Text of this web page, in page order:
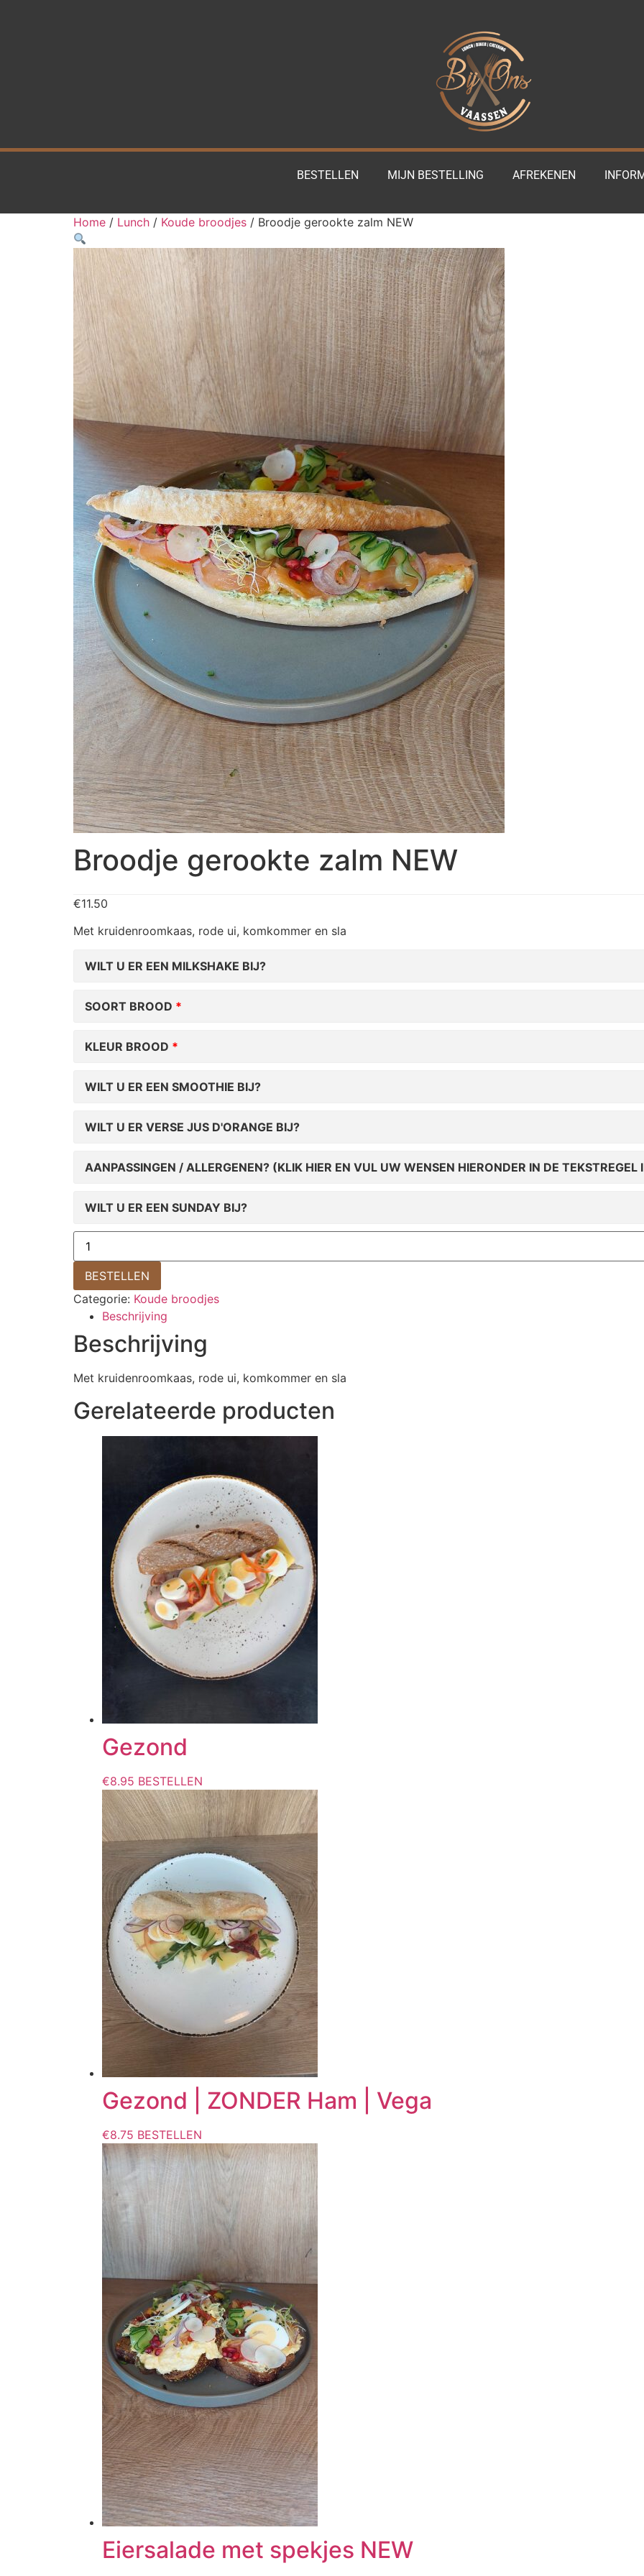
BESTELLEN MIJN BESTELLING AFREKENEN
Home / Lunch / Koude broodjes / Broodje gerookte zalm NEW
Broodje gerookte zalm NEW
€11.50
Met kruidenroomkaas, rode ui, komkommer en sla
WILT U ER EEN MILKSHAKE BIJ?
SOORT BROOD
KLEUR BROOD
WILT U ER EEN SMOOTHIE BIJ?
WILT U ER VERSE JUS D'ORANGE BIJ?
AANPASSINGEN / ALLERGENEN? (KLIK HIER EN VUL UW WENSEN HIERONDER IN DE TEKSTREGEL
WILT U ER EEN SUNDAY BIJ?
BESTELLEN
Categorie: Koude broodjes
Beschrijving
Beschrijving
Met kruidenroomkaas, rode ui, komkommer en sla
Gerelateerde producten
Gezond
€8.95 BESTELLEN
Gezond | ZONDER Ham | Vega
€8.75 BESTELLEN
Eiersalade met spekjes NEW